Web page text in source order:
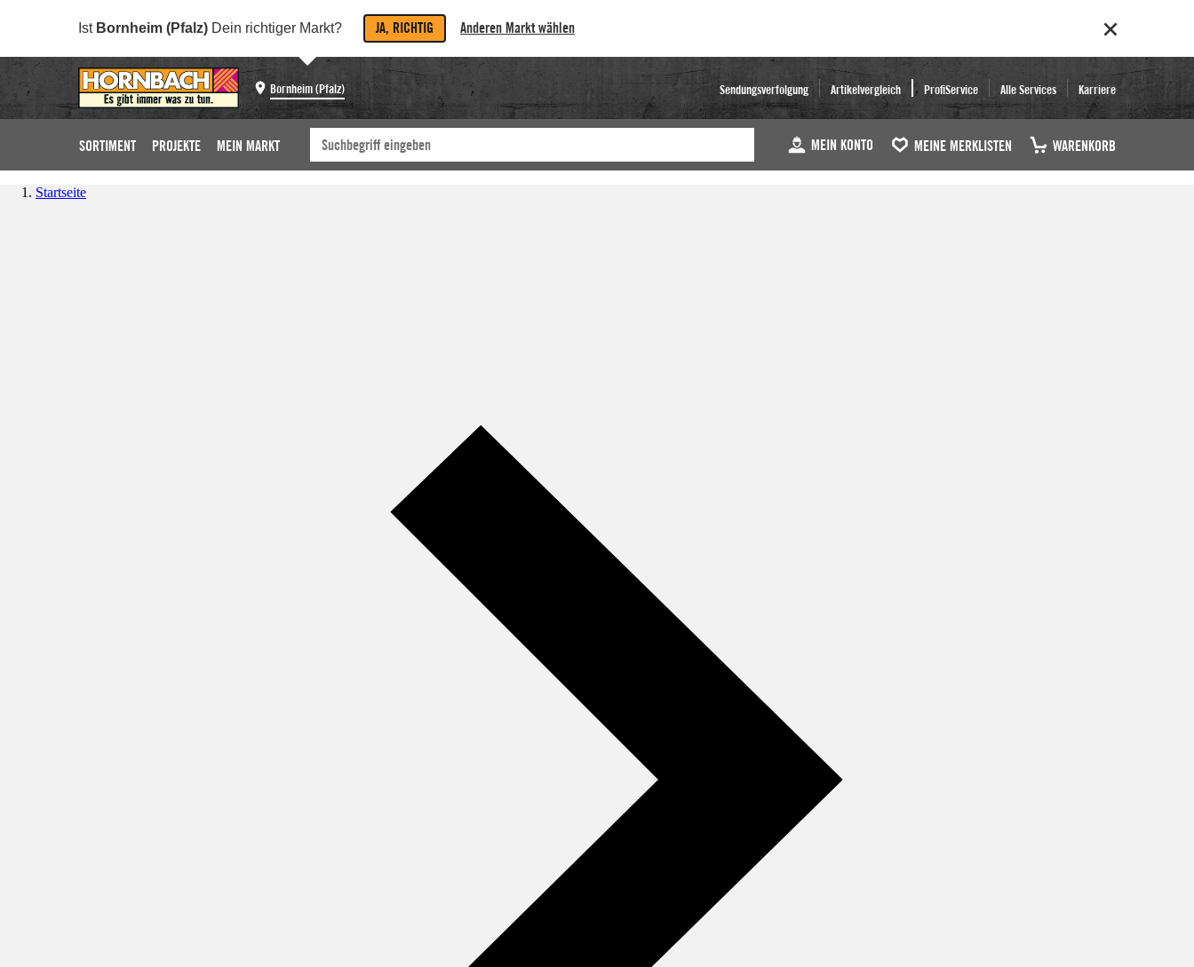
Ist Bornheim (Pfalz) Dein richtiger Markt? JA, RICHTIG Anderen Markt wählen
Bornheim (Pfalz) Sendungsverfolgung Artikelvergleich ProfiService Alle Services Karriere
SORTIMENT PROJEKTE MEIN MARKT MEIN KONTO MEINE MERKLISTEN WARENKORB
Startseite